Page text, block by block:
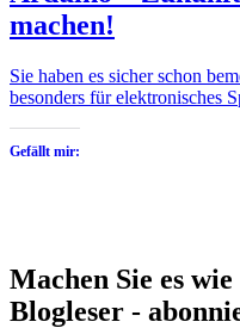
machen!
Sie haben es sicher schon
besonders für elektronisches
Gefällt mir:
Machen Sie es
Blogleser -